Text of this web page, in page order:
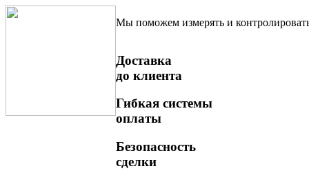
Мы поможем измерять и
Доставка
до клиента
Гибкая системы
оплаты
Безопасность
сделки